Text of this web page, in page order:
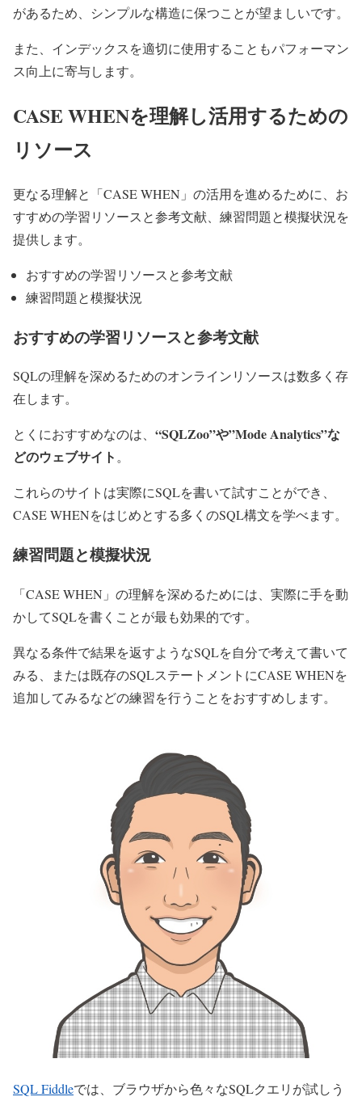
があるため、シンプルな構造に保つことが望ましいです。
また、インデックスを適切に使用することもパフォーマン
ス向上に寄与します。
CASE WHENを理解し活用するための
リソース
更なる理解と「CASE WHEN」の活用を進めるために、お
すすめの学習リソースと参考文献、練習問題と模擬状況を
提供します。
おすすめの学習リソースと参考文献
練習問題と模擬状況
おすすめの学習リソースと参考文献
SQLの理解を深めるためのオンラインリソースは数多く存
在します。
とくにおすすめなのは、 “SQLZoo”や”Mode Analytics”な
どのウェブサイト。
これらのサイトは実際にSQLを書いて試すことができ、
CASE WHENをはじめとする多くのSQL構文を学べます。
練習問題と模擬状況
「CASE WHEN」の理解を深めるためには、実際に手を動
かしてSQLを書くことが最も効果的です。
異なる条件で結果を返すようなSQLを自分で考えて書いて
みる、または既存のSQLステートメントにCASE WHENを
追加してみるなどの練習を行うことをおすすめします。
SQL Fiddleでは、ブラウザから色々なSQLクエリが試しう